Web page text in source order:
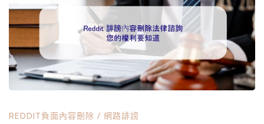
誹
謗
內
REDDIT負面內容刪除 / 網路誹謗